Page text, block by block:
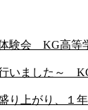
験会 KG高等
いました～
盛り上がり、